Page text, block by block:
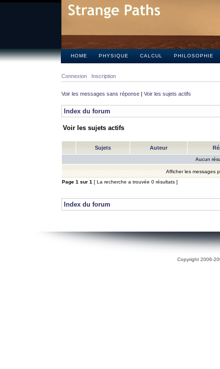
HOME PHYSIQUE CALCUL PHILOSOPHIE
Connexion Inscription
Voir les messages sans réponse | Voir les sujets actifs
Index du forum
Voir les sujets actifs
Sujets Auteur
Aucun
Afficher les messages
Page 1 sur 1 [ La recherche a trouvée 0 résultats ]
Index du forum
Copyright 2006-